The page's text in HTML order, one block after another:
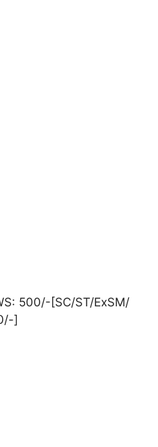
500/-[SC/ST/ExSM/
]